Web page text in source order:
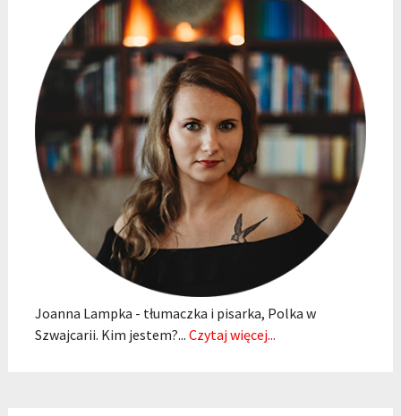
Joanna Lampka - tłumaczka i pisarka, Polka w
Szwajcarii. Kim jestem?... Czytaj więcej...